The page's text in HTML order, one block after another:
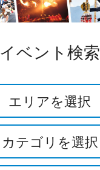
イベント検索
エリアを選択
カテゴリを選択